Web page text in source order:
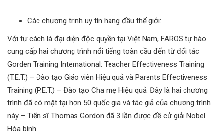
Các chương trình uy tín hàng đầu thế giới:
Với tư cách là đại diện độc quyền tại Việt Nam, FAROS tự hào
cung cấp hai chương trình nổi tiếng toàn cầu đến từ đối tác
Gorden Training International: Teacher Effectiveness Training
(T.E.T.) – Đào tạo Giáo viên Hiệu quả và Parents Effectiveness
Training (P.E.T.) – Đào tạo Cha mẹ Hiệu quả. Đây là hai chương
trình đã có mặt tại hơn 50 quốc gia và tác giả của chương trình
này – Tiến sĩ Thomas Gordon đã 3 lần được đề cử giải Nobel
Hòa bình.